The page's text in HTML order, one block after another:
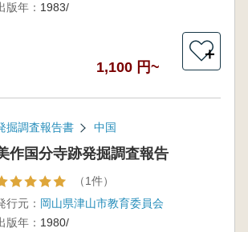
版年： 1983/
1,100 円~
＋
掘調査報告書 中国
作国分寺跡発掘調査報告
（1件）
行元： 岡山県津山市教育委員会
版年： 1980/